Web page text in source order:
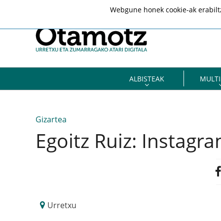
ALBISTEAK
Gizartea
Egoitz Ruiz:
Urretxu
Webgune honek cookie-ak